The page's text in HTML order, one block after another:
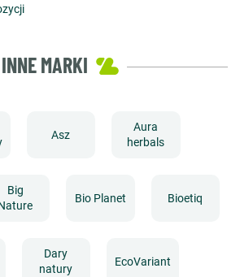
INNE MARKI
Asz
Aura
herbals
Big
Bio Planet Bioetiq
Dary
natury
EcoVariant